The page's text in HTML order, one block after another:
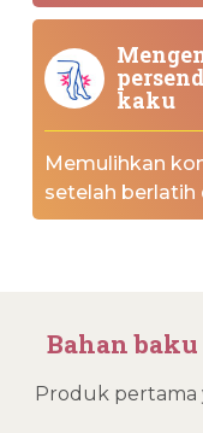
kaku
Memulihkan
setelah berlatih
Bahan
Produk pertama